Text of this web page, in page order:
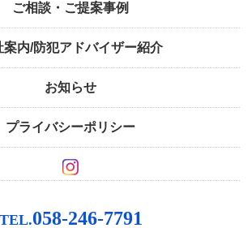
ご相談・ご提案事例
案内/防犯アドバイザー紹介
お知らせ
プライバシーポリシー
TEL.058-246-7791